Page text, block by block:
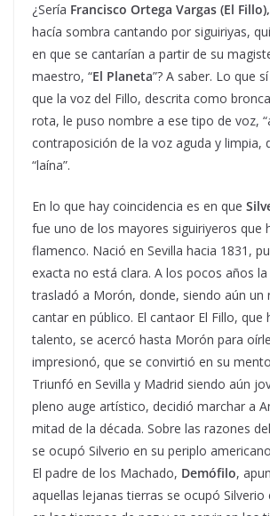
¿Sería Francisco Ortega Vargas (El Fillo),
hacía sombra cantando por siguiriyas,
en que se cantarían a partir de su
maestro, “El Planeta”? A saber. Lo que
que la voz del Fillo, descrita como
rota, le puso nombre a ese tipo de voz,
contraposición de la voz aguda y limpia,
“laína”.
En lo que hay coincidencia es en que
fue uno de los mayores siguiriyeros que
flamenco. Nació en Sevilla hacia 1831,
exacta no está clara. A los pocos años
trasladó a Morón, donde, siendo aún un
cantar en público. El cantaor El Fillo, que
talento, se acercó hasta Morón para
impresionó, que se convirtió en su
Triunfó en Sevilla y Madrid siendo aún
pleno auge artístico, decidió marchar a
mitad de la década. Sobre las razones
se ocupó Silverio en su periplo
El padre de los Machado, Demófilo,
aquellas lejanas tierras se ocupó Silverio